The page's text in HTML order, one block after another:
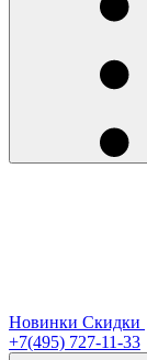
Новинки Скидки
+7(495) 727-11-33